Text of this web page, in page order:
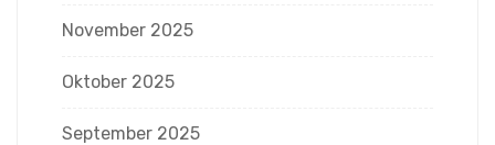
November 2025
Oktober 2025
September 2025